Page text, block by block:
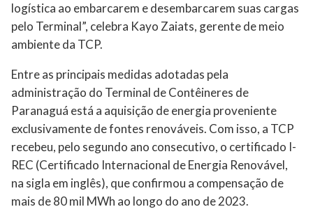
logística ao embarcarem e desembarcarem suas cargas
pelo Terminal”, celebra Kayo Zaiats, gerente de meio
ambiente da TCP.
Entre as principais medidas adotadas pela
administração do Terminal de Contêineres de
Paranaguá está a aquisição de energia proveniente
exclusivamente de fontes renováveis. Com isso, a TCP
recebeu, pelo segundo ano consecutivo, o certificado I-
REC (Certificado Internacional de Energia Renovável,
na sigla em inglês), que confirmou a compensação de
mais de 80 mil MWh ao longo do ano de 2023.